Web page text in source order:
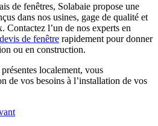
de fenêtres, Solabaie propose une
dans nos usines, gage de qualité et
Contactez l’un de nos experts en
devis de fenêtre rapidement pour donner
ou en construction.
localement, vous
de vos besoins à l’installation de vos